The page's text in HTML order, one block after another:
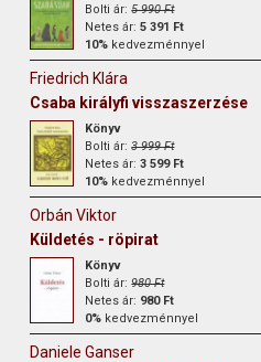
Bolti ár:5 990 Ft
Netes ár:5 391 Ft
10% kedvezménnyel
Friedrich Klára
Csaba királyfi visszaszerzése
Könyv
Bolti ár:3 999 Ft
Netes ár:3 599 Ft
10% kedvezménnyel
Orbán Viktor
Küldetés - röpirat
Könyv
Bolti ár:980 Ft
Netes ár: 980 Ft
0% kedvezménnyel
Daniele Ganser